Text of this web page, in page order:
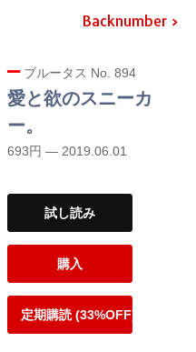
Backnumber
ブルータス No. 894
愛と欲のスニーカ
ー。
693円 — 2019.06.01
試し読み
購入
定期購読 (33%OFF)